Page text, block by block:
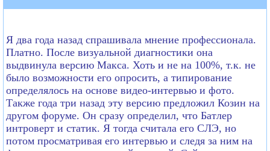
Я два года назад спрашивала мнение профессионала.
Платно. После визуальной диагностики она
выдвинула версию Макса. Хоть и не на 100%, т.к. не
было возможности его опросить, а типирование
определялось на основе видео-интервью и фото.
Также года три назад эту версию предложил Козин на
другом форуме. Он сразу определил, что Батлер
интроверт и статик. Я тогда считала его СЛЭ, но
потом просматривая его интервью и следя за ним на